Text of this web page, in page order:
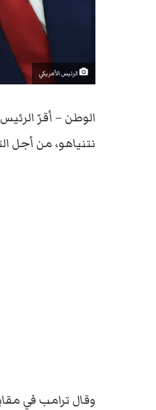
الرئيس الأمريكي
الوطن – أقرّ
نتنياهو، من أجل